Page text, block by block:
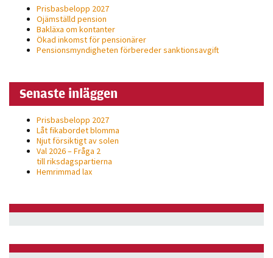
Prisbasbelopp 2027
Ojämställd pension
Bakläxa om kontanter
Ökad inkomst för pensionärer
Pensionsmyndigheten förbereder sanktionsavgift
Senaste inläggen
Prisbasbelopp 2027
Låt fikabordet blomma
Njut försiktigt av solen
Val 2026 – Fråga 2
till riksdagspartierna
Hemrimmad lax